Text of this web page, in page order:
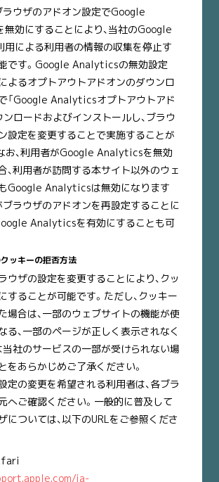
ラウザのアドオン設定でGoogle
効にすることにより、当社のGoogle
による利用者の情報の収集を停止す
です。Google Analyticsの無効設定
よるオプトアウトアドオンのダウンロ
「Google Analyticsオプトアウトアド
ンロードおよびインストールし、ブラウ
設定を変更することで実施することが
お、利用者がGoogle Analyticsを無効
、利用者が訪問する本サイト以外のウェ
Google Analyticsは無効になります
ブラウザのアドオンを再設定することに
Analyticsを有効にすることも可
ッキーの拒否方法
ウザの設定を変更することにより、クッ
することが可能です。ただし、クッキー
場合は、一部のウェブサイトの機能が使
る、一部のページが正しく表示されなく
当社のサービスの一部が受けられない場
をあらかじめご了承ください。
定の変更を希望される利用者は、各ブラ
へご確認ください。一般的に普及して
については、以下のURLをご参照くださ
ja-